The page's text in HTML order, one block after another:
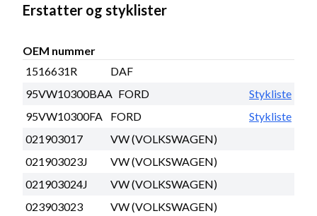
Erstatter og styklister
OEM nummer
1516631R
DAF
95VW10300BAA FORD
Stykliste
95VW10300FA
FORD
Stykliste
021903017
VW (VOLKSWAGEN)
021903023J
VW (VOLKSWAGEN)
021903024J
VW (VOLKSWAGEN)
023903023
VW (VOLKSWAGEN)